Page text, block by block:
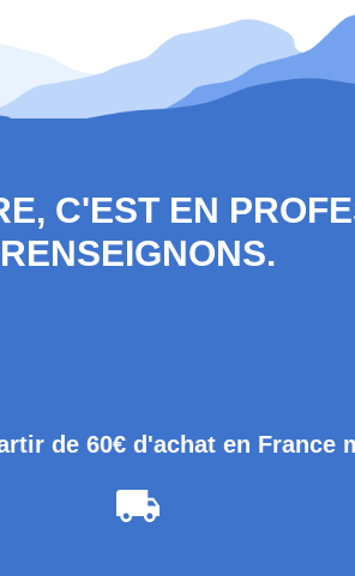
C'EST EN
RENSEIGNONS.
de 60€ d'achat en France